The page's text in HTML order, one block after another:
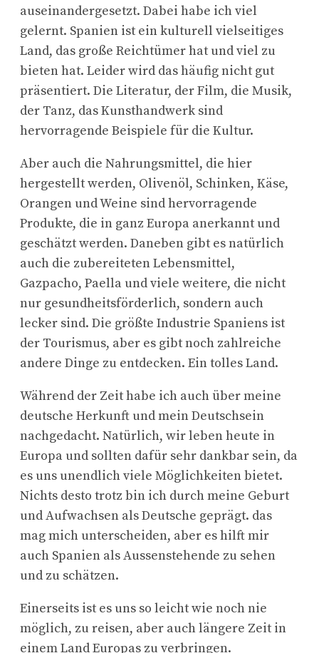
auseinandergesetzt. Dabei habe ich viel
gelernt. Spanien ist ein kulturell vielseitiges
Land, das große Reichtümer hat und viel zu
bieten hat. Leider wird das häufig nicht gut
präsentiert. Die Literatur, der Film, die Musik,
der Tanz, das Kunsthandwerk sind
hervorragende Beispiele für die Kultur.
Aber auch die Nahrungsmittel, die hier
hergestellt werden, Olivenöl, Schinken, Käse,
Orangen und Weine sind hervorragende
Produkte, die in ganz Europa anerkannt und
geschätzt werden. Daneben gibt es natürlich
auch die zubereiteten Lebensmittel,
Gazpacho, Paella und viele weitere, die nicht
nur gesundheitsförderlich, sondern auch
lecker sind. Die größte Industrie Spaniens ist
der Tourismus, aber es gibt noch zahlreiche
andere Dinge zu entdecken. Ein tolles Land.
Während der Zeit habe ich auch über meine
deutsche Herkunft und mein Deutschsein
nachgedacht. Natürlich, wir leben heute in
Europa und sollten dafür sehr dankbar sein, da
es uns unendlich viele Möglichkeiten bietet.
Nichts desto trotz bin ich durch meine Geburt
und Aufwachsen als Deutsche geprägt. das
mag mich unterscheiden, aber es hilft mir
auch Spanien als Aussenstehende zu sehen
und zu schätzen.
Einerseits ist es uns so leicht wie noch nie
möglich, zu reisen, aber auch längere Zeit in
einem Land Europas zu verbringen.